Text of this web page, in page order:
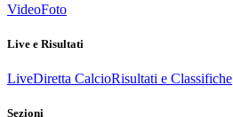
VideoFoto
Live e Risultati
LiveDiretta CalcioRisultati e Classifiche
Sezioni